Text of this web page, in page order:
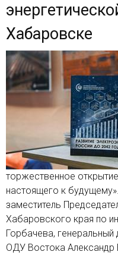
Хабаровске
торжественное
настоящего к
заместитель
Хабаровского края по
Горбачева,
ОДУ Востока Александр